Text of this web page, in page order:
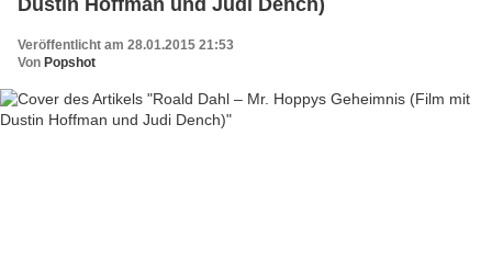
Dustin Hoffman und Judi Dench)
Veröffentlicht am 28.01.2015 21:53
Von Popshot